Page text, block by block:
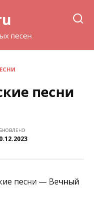
песен
песни
песни — Вечный